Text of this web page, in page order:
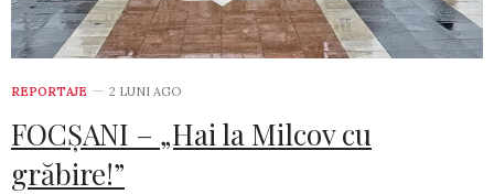
REPORTAJE 2 LUNI AGO
FOCȘANI – „Hai la Milcov cu
grăbire!”